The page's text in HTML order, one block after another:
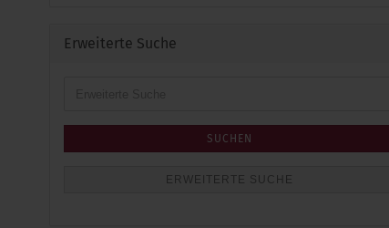
Erweiterte Suche
SUCHEN
ERWEITERTE SUCHE